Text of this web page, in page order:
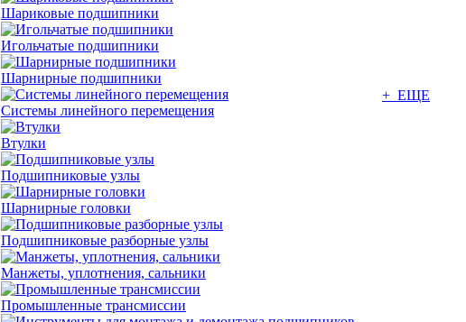
Шариковые подшипники
Игольчатые подшипники
Шарнирные подшипники
Системы линейного перемещения
Втулки
Подшипниковые узлы
Шарнирные головки
Подшипниковые разборные узлы
Манжеты, уплотнения, сальники
Промышленные трансмиссии
+ ЕЩЕ